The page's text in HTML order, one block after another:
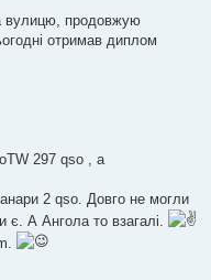
вулицю, продовжую
отримав диплом
297 qso , а
2 qso. Довго не могли
є. А Ангола то взагалі.